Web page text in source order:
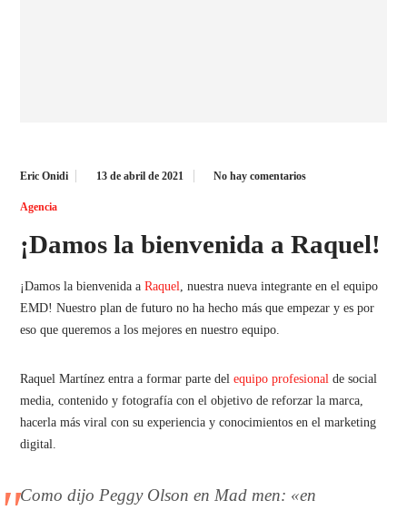
Eric Onidi 13 de abril de 2021 No hay comentarios
Agencia
¡Damos la bienvenida a Raquel!
¡Damos la bienvenida aRaquel, nuestra nueva integrante en el equipo
EMD! Nuestro plan de futuro no ha hecho más que empezar y es por
eso que queremos a los mejores en nuestro equipo.
Raquel Martínez entra a formar parte delequipo profesional de social
media, contenido y fotografía con el objetivo de reforzar la marca,
hacerla más viral con su experiencia y conocimientos en el marketing
digital.
Como dijo Peggy Olson en Mad men: «en